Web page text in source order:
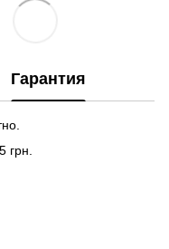
Гарантия
грн.